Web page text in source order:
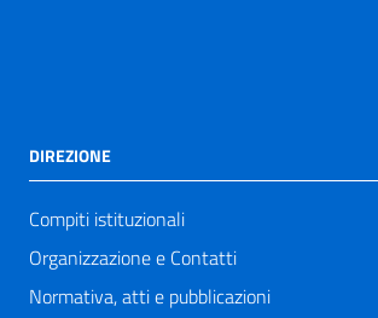
DIREZIONE
Compiti istituzionali
Organizzazione e Contatti
Normativa, atti e pubblicazioni